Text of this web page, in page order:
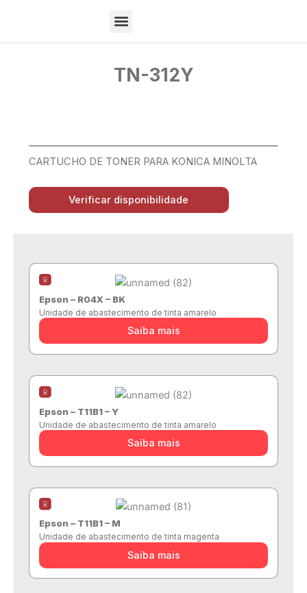
o
TN-312Y
CARTUCHO DE TONER PARA KONICA MINOLTA
Verificar disponibilidade
Epson – R04X – BK
Unidade de abastecimento de tinta amarelo
Saiba mais
Epson – T11B1 – Y
Unidade de abastecimento de tinta amarelo
Saiba mais
Epson – T11B1 – M
Unidade de abastecimento de tinta magenta
Saiba mais